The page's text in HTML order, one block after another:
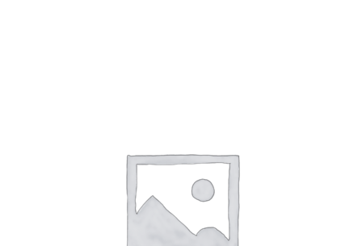
SHTOJE NË SHPORTË